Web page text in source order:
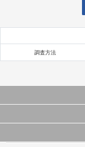
調査方法
当サイトで公開されている
これらの情報を権利者の許
当サイトに掲載している内